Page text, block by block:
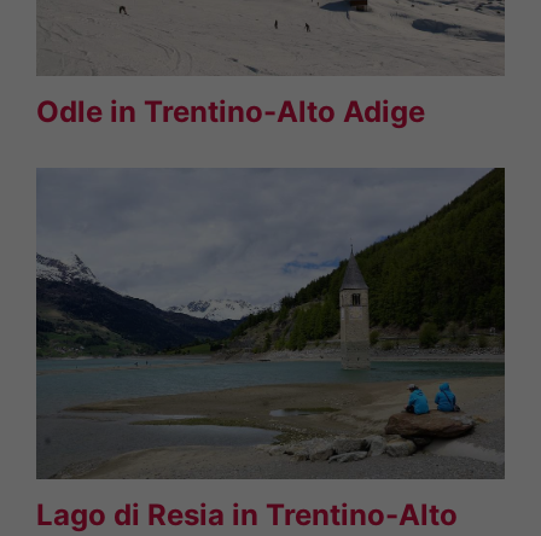
Odle in Trentino-Alto Adige
Lago di Resia in Trentino-Alto